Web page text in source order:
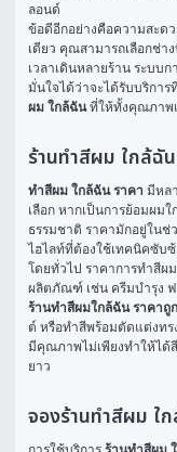
ลอนด์
ข้อดีอีกอย่างคือความสะดว
เดียว คุณสามารถเลือกช่า
เวลาเดินหลายร้าน ระบบ
มั่นใจได้ว่าจะได้รับบริการ
ผม ใกล้ฉัน ที่ให้ทั้งคุณภาพ
ร้านทําสีผม ใกล้ฉัน
ทําสีผม ใกล้ฉัน ราคา มีหล
เลือก หากเป็นการย้อมผม
ธรรมชาติ ราคามักอยู่ในช่
ไฮไลท์ที่ต้องใช้เทคนิคซับ
โดยทั่วไป ราคาการทำสีผ
ร้านทําสีผมใกล้ฉัน ราคาถูก
ต์ หรือทำสีพร้อมตัดแต่งท
มีคุณภาพไม่เพียงทำให้ได้
ยาว
จองร้านทําสีผม ใ